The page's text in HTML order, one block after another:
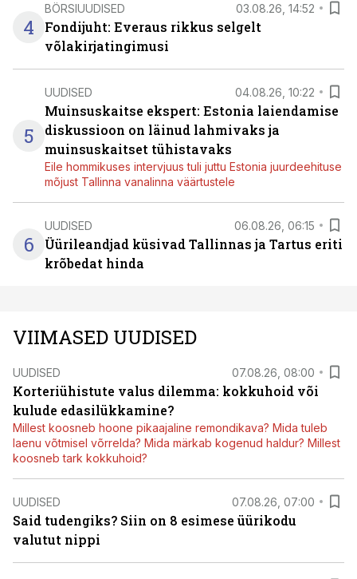
4
BÖRSIUUDISED 03.08.26, 14:52
Fondijuht: Everaus rikkus selgelt
võlakirjatingimusi
5
UUDISED 04.08.26, 10:22
Muinsuskaitse ekspert: Estonia laiendamise
diskussioon on läinud lahmivaks ja
muinsuskaitset tühistavaks
Eile hommikuses intervjuus tuli juttu Estonia juurdeehituse
mõjust Tallinna vanalinna väärtustele
6
UUDISED 06.08.26, 06:15
Üürileandjad küsivad Tallinnas ja Tartus eriti
krõbedat hinda
VIIMASED UUDISED
UUDISED 07.08.26, 08:00
Korteriühistute valus dilemma: kokkuhoid või
kulude edasilükkamine?
Millest koosneb hoone pikaajaline remondikava? Mida tuleb
laenu võtmisel võrrelda? Mida märkab kogenud haldur? Millest
koosneb tark kokkuhoid?
UUDISED 07.08.26, 07:00
Said tudengiks? Siin on 8 esimese üürikodu
valutut nippi